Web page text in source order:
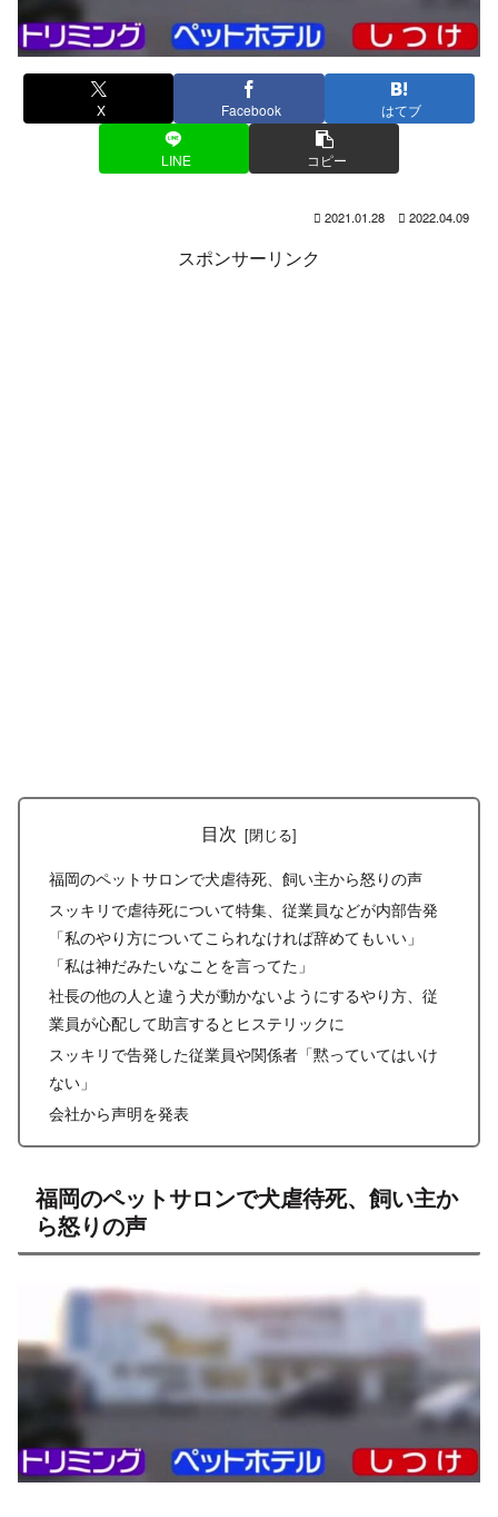
X Facebook はてブ
LINE コピー
2021.01.28 2022.04.09
スポンサーリンク
目次
福岡のペットサロンで犬虐待死、飼い主から怒りの声
スッキリで虐待死について特集、従業員などが内部告発
「私のやり方についてこられなければ辞めてもいい」
「私は神だみたいなことを言ってた」
社長の他の人と違う犬が動かないようにするやり方、従
業員が心配して助言するとヒステリックに
スッキリで告発した従業員や関係者「黙っていてはいけ
ない」
会社から声明を発表
福岡のペットサロンで犬虐待死、飼い主か
ら怒りの声